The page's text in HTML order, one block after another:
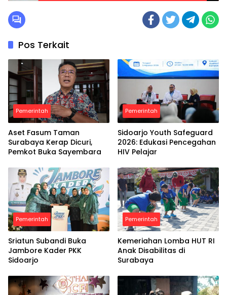
Pos Terkait
Pemerintah
Aset Fasum Taman
Surabaya Kerap Dicuri,
Pemkot Buka Sayembara
Pemerintah
Sidoarjo Youth Safeguard
2026: Edukasi Pencegahan
HIV Pelajar
Pemerintah
Sriatun Subandi Buka
Jambore Kader PKK
Sidoarjo
Pemerintah
Kemeriahan Lomba HUT RI
Anak Disabilitas di
Surabaya